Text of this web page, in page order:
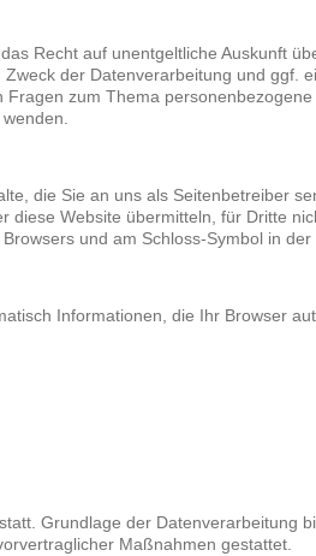
Recht auf unentgeltliche Auskunft
der Datenverarbeitung und ggf.
zum Thema
die Sie an uns als Seitenbetreiber
diese Website übermitteln, für Dritte
und am Schloss-Symbol in der
Informationen, die Ihr Browser
Grundlage der Datenverarbeitung
Maßnahmen gestattet.